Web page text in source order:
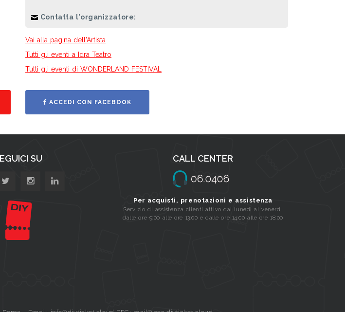
Contatta l'organizzatore:
Vai alla pagina dell'Artista
Tutti gli eventi a Idra Teatro
Tutti gli eventi di WONDERLAND FESTIVAL
ACCEDI CON FACEBOOK
SU CALL CENTER
Per acquisti, prenotazioni e assistenza
Servizio di assistenza clienti attivo dal lunedi al venerdi
dalle ore 9:00 alle ore 13:00 e dalle ore 14:00 alle ore 18:00